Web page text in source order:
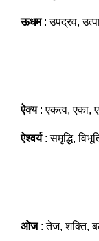
ऊधम: उपद्रव,
ऐक्य: एकत्व, एका,
ऐश्वर्य: समृद्धि,
ओज: तेज, शक्ति,